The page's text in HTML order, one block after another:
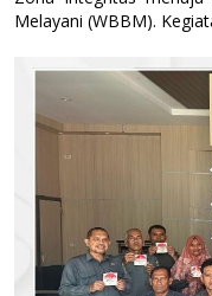
Melayani (WBBM).